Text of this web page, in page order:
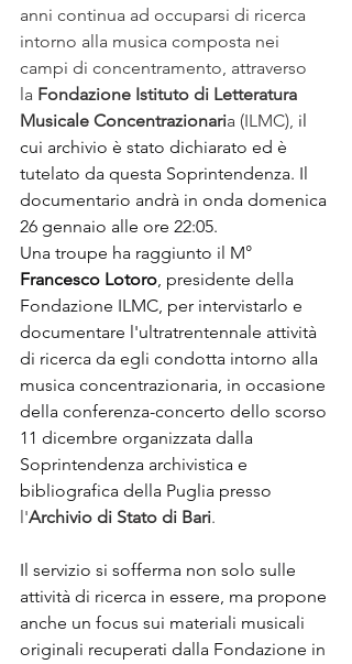
anni continua ad occuparsi di ricerca
intorno alla musica composta nei
campi di concentramento, attraverso
la Fondazione Istituto di Letteratura
Musicale Concentrazionaria (ILMC), il
cui archivio è stato dichiarato ed è
tutelato da questa Soprintendenza. Il
documentario andrà in onda domenica
26 gennaio alle ore 22:05.
Una troupe ha raggiunto il M°
Francesco Lotoro, presidente della
Fondazione ILMC, per intervistarlo e
documentare l'ultratrentennale attività
di ricerca da egli condotta intorno alla
musica concentrazionaria, in occasione
della conferenza-concerto dello scorso
11 dicembre organizzata dalla
Soprintendenza archivistica e
bibliografica della Puglia presso
l'Archivio di Stato di Bari.
Il servizio si sofferma non solo sulle
attività di ricerca in essere, ma propone
anche un focus sui materiali musicali
originali recuperati dalla Fondazione in